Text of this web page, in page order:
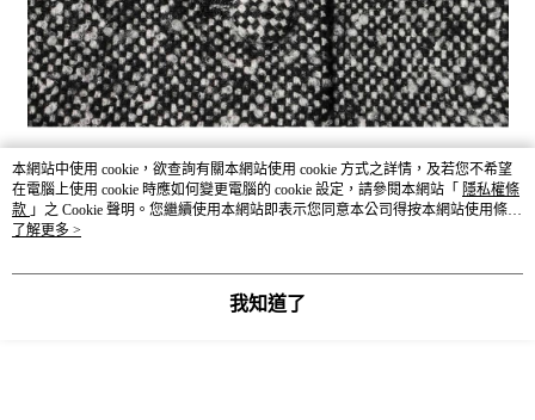
本網站中使用 cookie，欲查詢有關本網站使用 cookie 方式之詳情，及若您不希望
在電腦上使用 cookie 時應如何變更電腦的 cookie 設定，請參閱本網站「 隱私權條
款 」之 Cookie 聲明。您繼續使用本網站即表示您同意本公司得按本網站使用條款
之 Cookie 聲明使用 cookie。
了解更多 >
我知道了